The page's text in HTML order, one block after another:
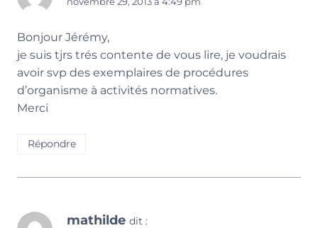
Bonjour Jérémy,
je suis tjrs trés contente de vous lire, je voudrais
avoir svp des exemplaires de procédures
d’organisme à activités normatives.
Merci
Répondre
mathilde dit :